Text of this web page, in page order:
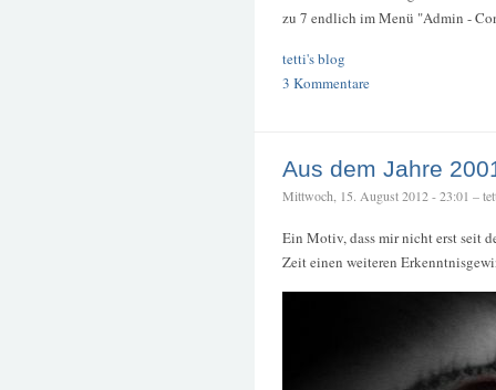
zu 7 endlich im Menü "Admin -
tetti's blog
3 Kommentare
Aus dem Jahre
Mittwoch, 15. August 2012 - 23:01 –
Ein Motiv, dass mir nicht erst seit
Zeit einen weiteren